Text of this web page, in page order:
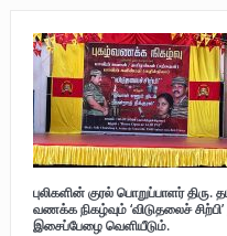
புலிகளின் குரல் பொறுப்பாளர்
வணக்க நிகழ்வும் ‘விடுதலைச்
இசைப்பேழை வெளியீடும்.